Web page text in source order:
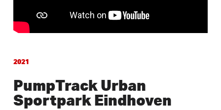
2021
PumpTrack Urban
Sportpark Eindhoven